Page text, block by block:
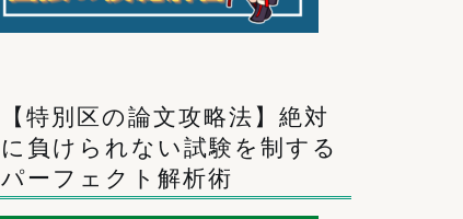
【特別区の論文攻略法】絶対
に負けられない試験を制する
パーフェクト解析術